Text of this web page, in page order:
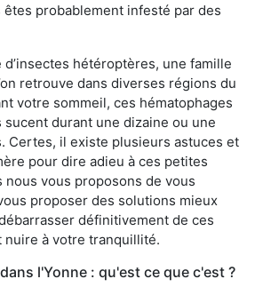
êtes probablement infesté par des
hétéroptères, une famille
retrouve dans diverses régions du
votre sommeil, ces hématophages
durant une dizaine ou une
Certes, il existe plusieurs astuces et
pour dire adieu à ces petites
nous vous proposons de vous
proposer des solutions mieux
définitivement de ces
nuire à votre tranquillité.
l'Yonne : qu'est ce que c'est ?